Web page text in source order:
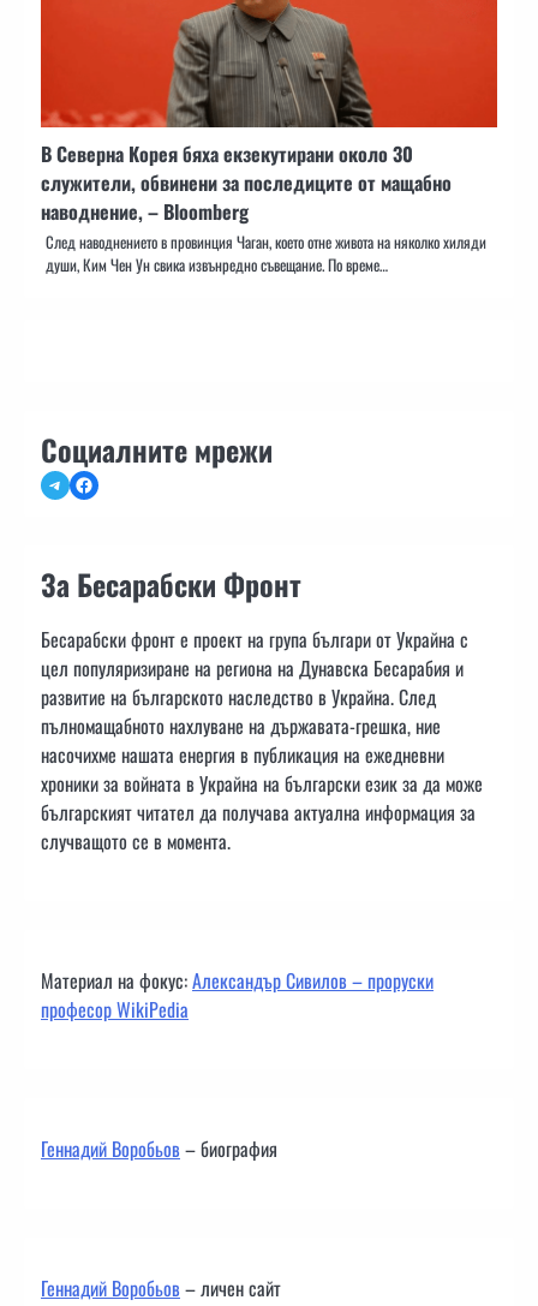
В Северна Корея бяха екзекутирани около 30
служители, обвинени за последиците от мащабно
наводнение, – Bloomberg
След наводнението в провинция Чаган, което отне живота на няколко хиляди
души, Ким Чен Ун свика извънредно съвещание. По време…
Социалните мрежи
TelegramFacebook
За Бесарабски Фронт
Бесарабски фронт е проект на група българи от Украйна с
цел популяризиране на региона на Дунавска Бесарабия и
развитие на българското наследство в Украйна. След
пълномащабното нахлуване на държавата-грешка, ние
насочихме нашата енергия в публикация на ежедневни
хроники за войната в Украйна на български език за да може
българският читател да получава актуална информация за
случващото се в момента.
Материал на фокус:Александър Сивилов – проруски
професор WikiPedia
Геннадий Воробьов– биография
Геннадий Воробьов– личен сайт